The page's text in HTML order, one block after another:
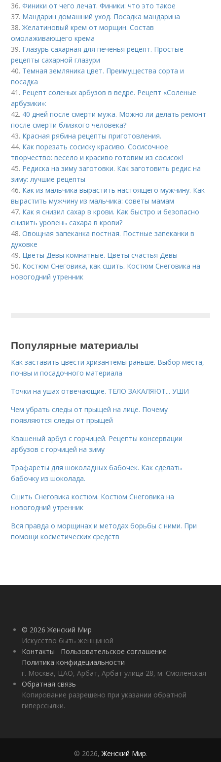
36.Финики от чего лечат. Финики: что это такое
37. Мандарин домашний уход. Посадка мандарина
38.Желатиновый крем от морщин. Состав
омолаживающего крема
39. Глазурь сахарная для печенья рецепт. Простые
рецепты сахарной глазури
40. Темная земляника цвет. Преимущества сорта и
посадка
41. Рецепт соленых арбузов в ведре. Рецепт «Соленые
арбузики»:
42. 40 дней после смерти мужа. Можно ли делать ремонт
после смерти близкого человека?
43. Красная рябина рецепты приготовления.
44. Как порезать сосиску красиво. Сосисочное
творчество: весело и красиво готовим из сосисок!
45. Редиска на зиму заготовки. Как заготовить редис на
зиму: лучшие рецепты
46. Как из мальчика вырастить настоящего мужчину. Как
вырастить мужчину из мальчика: советы мамам
47. Как я снизил сахар в крови. Как быстро и безопасно
снизить уровень сахара в крови?
48.Овощная запеканка постная. Постные запеканки в
духовке
49. Цветы Девы комнатные. Цветы счастья Девы
50. Костюм Снеговика, как сшить. Костюм Снеговика на
новогодний утренник
Популярные материалы
Как заставить цвести хризантемы раньше. Выбор места,
почвы и посадочного материала
Точки на ушах отвечающие. ТЕЛО ЗАКАЛЯЮТ... УШИ
Чем убрать следы от прыщей на лице. Почему
появляются следы от прыщей
Квашеный арбуз с горчицей. Рецепты консервации
арбузов с горчицей на зиму
Трафареты для шоколадных бабочек. Как сделать
бабочку из шоколада.
Сшить Снеговика костюм. Костюм Снеговика на
новогодний утренник
Вся правда о морщинах и методах борьбы с ними. При
помощи косметических средств
© 2026 Женский Мир
Искусство быть женщиной
Контакты
Пользовательское соглашение
Политика конфидециальности
г. Москва, ЦАО, Арбат, Арбат улица 28, м. Смоленская
Обратная связь
Копирование разрешено при указании обратной
гиперссылки.
© 2026,Женский Мир.